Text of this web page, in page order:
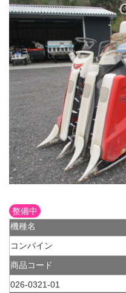
整備中
機種名
コンバイン
商品コード
026-0321-01